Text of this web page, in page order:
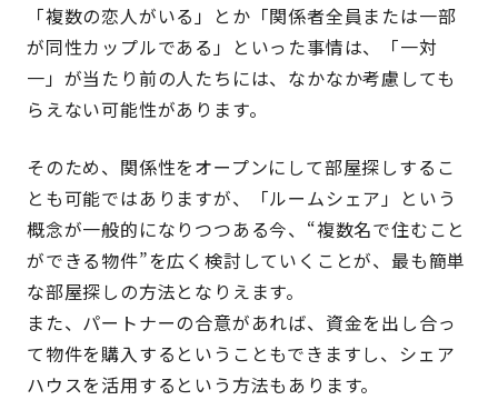
「複数の恋人がいる」とか「関係者全員または一部
が同性カップルである」といった事情は、「一対
一」が当たり前の人たちには、なかなか考慮しても
らえない可能性があります。
そのため、関係性をオープンにして部屋探しするこ
とも可能ではありますが、「ルームシェア」という
概念が一般的になりつつある今、“複数名で住むこと
ができる物件”を広く検討していくことが、最も簡単
な部屋探しの方法となりえます。
また、パートナーの合意があれば、資金を出し合っ
て物件を購入するということもできますし、シェア
ハウスを活用するという方法もあります。